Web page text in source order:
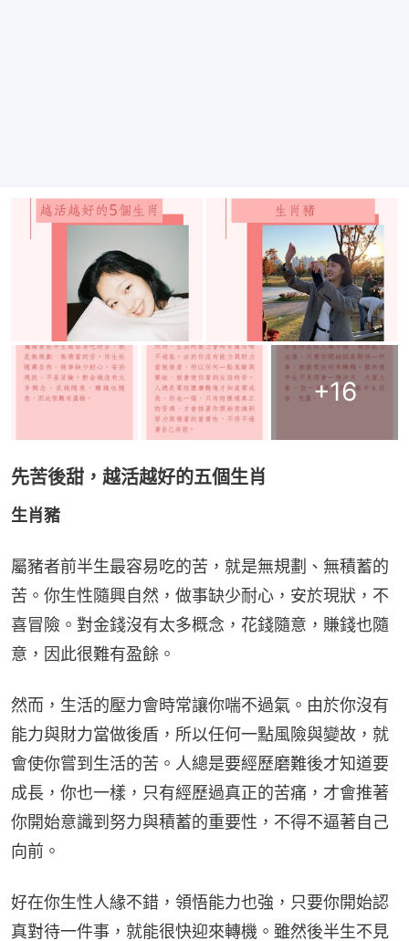
+16
先苦後甜，越活越好的五個生肖
生肖豬
屬豬者前半生最容易吃的苦，就是無規劃、無積蓄的
苦。你生性隨興自然，做事缺少耐心，安於現狀，不
喜冒險。對金錢沒有太多概念，花錢隨意，賺錢也隨
意，因此很難有盈餘。
然而，生活的壓力會時常讓你喘不過氣。由於你沒有
能力與財力當做後盾，所以任何一點風險與變故，就
會使你嘗到生活的苦。人總是要經歷磨難後才知道要
成長，你也一樣，只有經歷過真正的苦痛，才會推著
你開始意識到努力與積蓄的重要性，不得不逼著自己
向前。
好在你生性人緣不錯，領悟能力也強，只要你開始認
真對待一件事，就能很快迎來轉機。雖然後半生不見